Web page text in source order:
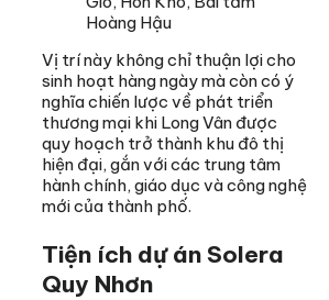
Hoàng Hậu
Vị trí này không chỉ thuận lợi cho
sinh hoạt hàng ngày mà còn có ý
nghĩa chiến lược về phát triển
thương mại khi Long Vân được
quy hoạch trở thành khu đô thị
hiện đại, gắn với các trung tâm
hành chính, giáo dục và công nghệ
mới của thành phố.
Tiện ích dự án Solera
Quy Nhơn